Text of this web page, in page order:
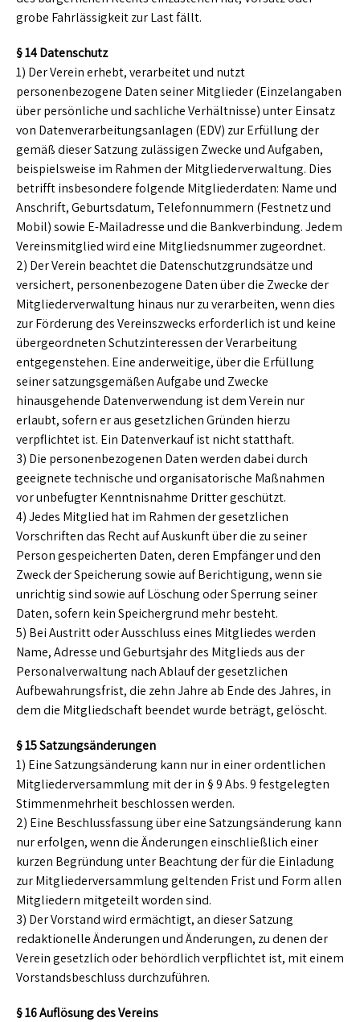
grobe Fahrlässigkeit zur Last fällt.
§ 14 Datenschutz
1) Der Verein erhebt, verarbeitet und nutzt
personenbezogene Daten seiner Mitglieder (Einzelangaben
über persönliche und sachliche Verhältnisse) unter Einsatz
von Datenverarbeitungsanlagen (EDV) zur Erfüllung der
gemäß dieser Satzung zulässigen Zwecke und Aufgaben,
beispielsweise im Rahmen der Mitgliederverwaltung. Dies
betrifft insbesondere folgende Mitgliederdaten: Name und
Anschrift, Geburtsdatum, Telefonnummern (Festnetz und
Mobil) sowie E-Mailadresse und die Bankverbindung. Jedem
Vereinsmitglied wird eine Mitgliedsnummer zugeordnet.
2) Der Verein beachtet die Datenschutzgrundsätze und
versichert, personenbezogene Daten über die Zwecke der
Mitgliederverwaltung hinaus nur zu verarbeiten, wenn dies
zur Förderung des Vereinszwecks erforderlich ist und keine
übergeordneten Schutzinteressen der Verarbeitung
entgegenstehen. Eine anderweitige, über die Erfüllung
seiner satzungsgemäßen Aufgabe und Zwecke
hinausgehende Datenverwendung ist dem Verein nur
erlaubt, sofern er aus gesetzlichen Gründen hierzu
verpflichtet ist. Ein Datenverkauf ist nicht statthaft.
3) Die personenbezogenen Daten werden dabei durch
geeignete technische und organisatorische Maßnahmen
vor unbefugter Kenntnisnahme Dritter geschützt.
4) Jedes Mitglied hat im Rahmen der gesetzlichen
Vorschriften das Recht auf Auskunft über die zu seiner
Person gespeicherten Daten, deren Empfänger und den
Zweck der Speicherung sowie auf Berichtigung, wenn sie
unrichtig sind sowie auf Löschung oder Sperrung seiner
Daten, sofern kein Speichergrund mehr besteht.
5) Bei Austritt oder Ausschluss eines Mitgliedes werden
Name, Adresse und Geburtsjahr des Mitglieds aus der
Personalverwaltung nach Ablauf der gesetzlichen
Aufbewahrungsfrist, die zehn Jahre ab Ende des Jahres, in
dem die Mitgliedschaft beendet wurde beträgt, gelöscht.
§ 15 Satzungsänderungen
1) Eine Satzungsänderung kann nur in einer ordentlichen
Mitgliederversammlung mit der in § 9 Abs. 9 festgelegten
Stimmenmehrheit beschlossen werden.
2) Eine Beschlussfassung über eine Satzungsänderung kann
nur erfolgen, wenn die Änderungen einschließlich einer
kurzen Begründung unter Beachtung der für die Einladung
zur Mitgliederversammlung geltenden Frist und Form allen
Mitgliedern mitgeteilt worden sind.
3) Der Vorstand wird ermächtigt, an dieser Satzung
redaktionelle Änderungen und Änderungen, zu denen der
Verein gesetzlich oder behördlich verpflichtet ist, mit einem
Vorstandsbeschluss durchzuführen.
§ 16 Auflösung des Vereins